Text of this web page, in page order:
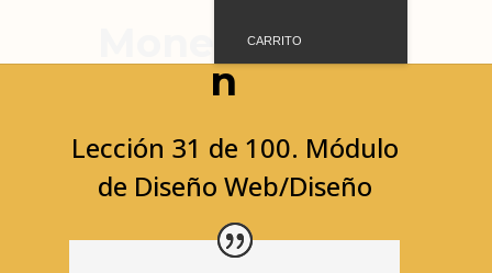
CARRITO
Monetizació
n
Lección 31 de 100. Módulo
de Diseño Web/Diseño